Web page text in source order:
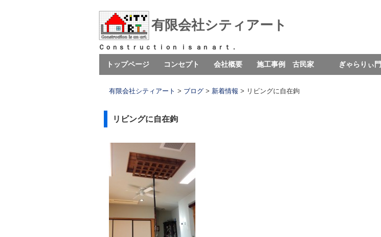
有限会社シティアート
Ｃｏｎｓｔｒｕｃｔｉｏｎ ｉｓ ａｎ ａｒｔ．
メインメニュー
コ
ン
テ
ツ
へ
トップページ コンセプト 会社概要 施工事例 古民家 ぎゃらりぃ門
有限会社シティアート > ブログ > 新着情報 > リビングに自在鉤
リビングに自在鉤